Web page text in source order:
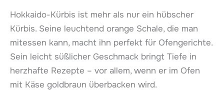
Hokkaido-Kürbis ist mehr als nur ein hübscher
Kürbis. Seine leuchtend orange Schale, die man
mitessen kann, macht ihn perfekt für Ofengerichte.
Sein leicht süßlicher Geschmack bringt Tiefe in
herzhafte Rezepte – vor allem, wenn er im Ofen
mit Käse goldbraun überbacken wird.